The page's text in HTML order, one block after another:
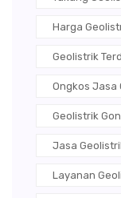
Harga
Geolistrik
Ongkos Jasa
Geolistrik
Jasa
Layanan